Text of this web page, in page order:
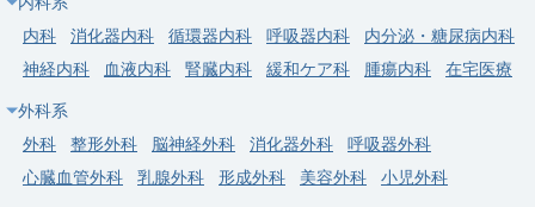
常勤
し／高額年収・駅チカ
求人病院名
内科
消化器内科 循環器内科 呼吸器内科
内分泌・糖尿病内科
神経内科
血液内科 腎臓内科 緩和ケア科 腫瘍内科 在宅医療
外科系
外科
整形外科 脳神経外科 消化器外科
呼吸器外科
心臓血管外科
乳腺外科 形成外科 美容外科 小児外科